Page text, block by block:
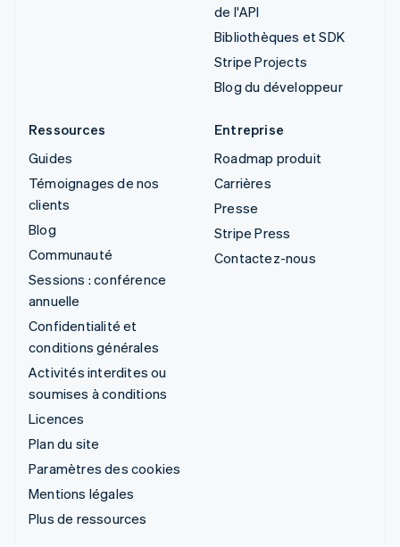
de l'API
Bibliothèques et SDK
Stripe Projects
Blog du développeur
Ressources
Guides
Témoignages de nos
clients
Blog
Communauté
Sessions : conférence
annuelle
Confidentialité et
conditions générales
Activités interdites ou
soumises à conditions
Licences
Plan du site
Paramètres des cookies
Mentions légales
Plus de ressources
Entreprise
Roadmap produit
Carrières
Presse
Stripe Press
Contactez-nous